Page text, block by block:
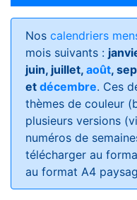
Nos calendriers
mois suivants :
juin, juillet, août,
et décembre. Ces
thèmes de couleur
plusieurs versions
numéros de
télécharger au
au format A4